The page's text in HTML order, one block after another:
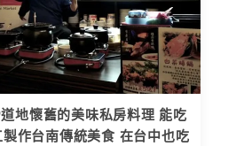
地懷舊的美味私房料理 能吃
作台南傳統美食 在台中也吃